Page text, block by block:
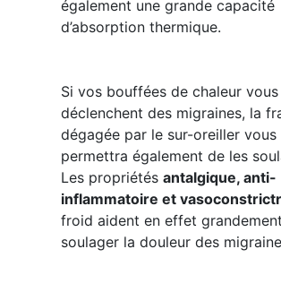
également une grande capacité
d’absorption thermique.
Si vos bouffées de chaleur vous
déclenchent des migraines, la
dégagée par le sur-oreiller vous
permettra également de les
Les propriétés antalgique, anti-
inflammatoire et
froid aident en effet
soulager la douleur des